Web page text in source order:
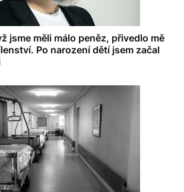
jsme měli málo peněz, přivedlo mě
Po narození dětí jsem začal